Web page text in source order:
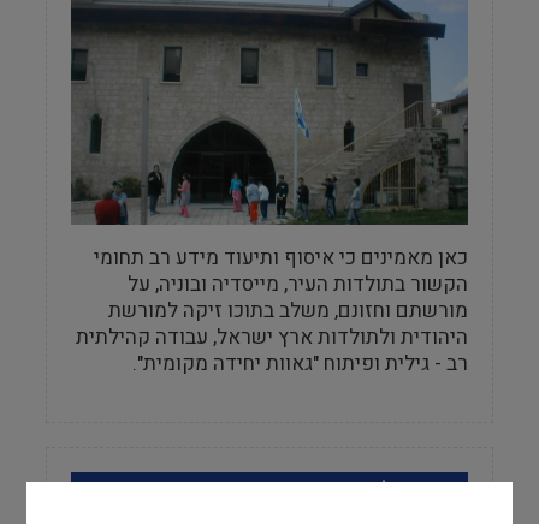
כאן מאמינים כי איסוף ותיעוד מידע רב תחומי
הקשור בתולדות העיר, מייסדיה ובוניה, על
מורשתם וחזונם, משלב בתוכו זיקה למורשת
היהודית ולתולדות ארץ ישראל, עבודה קהילתית
רב - גילית ופיתוח "גאוות יחידה מקומית".
מידע למבקר